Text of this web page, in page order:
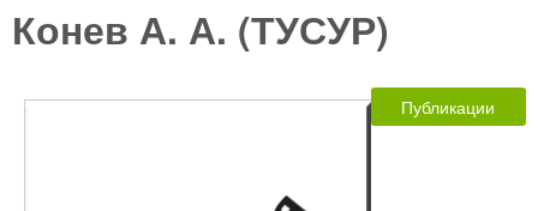
Конев А. А. (ТУСУР)
Публикации